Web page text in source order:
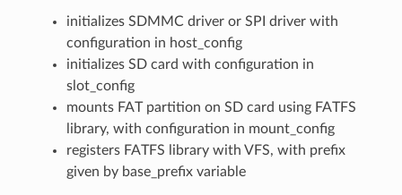
initializes SDMMC driver or SPI driver with
configuration in host_config
initializes SD card with configuration in
slot_config
mounts FAT partition on SD card using FATFS
library, with configuration in mount_config
registers FATFS library with VFS, with prefix
given by base_prefix variable